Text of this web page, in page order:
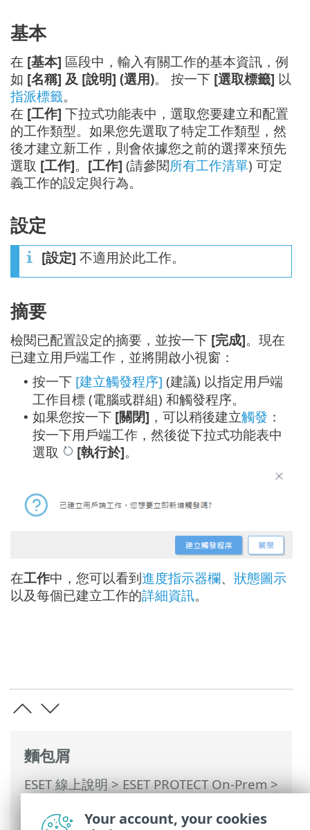
麵包屑
ESET 線上說明>ESET PROTECT On-Prem>
PROTECT On-Prem 主功能表>工作>用戶
基本
在 [基本] 區段中，輸入有關工作的基本資訊，例
如 [名稱] 及 [說明] (選用)。 按一下 [選取標籤] 以
指派標籤。
在 [工作] 下拉式功能表中，選取您要建立和配置
的工作類型。如果您先選取了特定工作類型，然
後才建立新工作，則會依據您之前的選擇來預先
選取 [工作]。 [工作] (請參閱所有工作清單) 可定
義工作的設定與行為。
設定
[設定] 不適用於此工作。
摘要
檢閱已配置設定的摘要，並按一下 [完成]。現在
已建立用戶端工作，並將開啟小視窗：
• 按一下 [建立觸發程序] (建議) 以指定用戶端
工作目標 (電腦或群組) 和觸發程序。
• 如果您按一下 [關閉] ，可以稍後建立觸發 ：
按一下用戶端工作，然後從下拉式功能表中
選取
[執行於]。
在工作中，您可以看到進度指示器欄、 狀態圖示
以及每個已建立工作的詳細資訊。
Your account, your cookies